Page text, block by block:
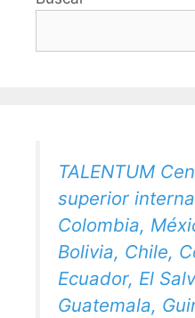
TALENTUM
superior
Colombia,
Bolivia, Chile,
Ecuador, El
Guatemala,